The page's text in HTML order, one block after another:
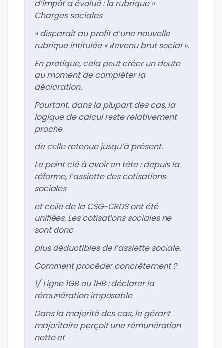
d’impôt a évolué : la rubrique «
Charges sociales
» disparaît au profit d’une nouvelle
rubrique intitulée « Revenu brut social ».
En pratique, cela peut créer un doute
au moment de compléter la
déclaration.
Pourtant, dans la plupart des cas, la
logique de calcul reste relativement
proche
de celle retenue jusqu’à présent.
Le point clé à avoir en tête : depuis la
réforme, l’assiette des cotisations
sociales
et celle de la CSG-CRDS ont été
unifiées. Les cotisations sociales ne
sont donc
plus déductibles de l’assiette sociale.
Comment procéder concrètement ?
1/ Ligne 1GB ou 1HB : déclarer la
rémunération imposable
Dans la majorité des cas, le gérant
majoritaire perçoit une rémunération
nette et